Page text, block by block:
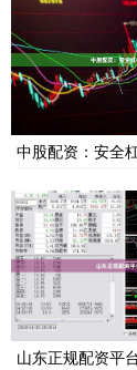
中股配资：安全
山东正规配资平